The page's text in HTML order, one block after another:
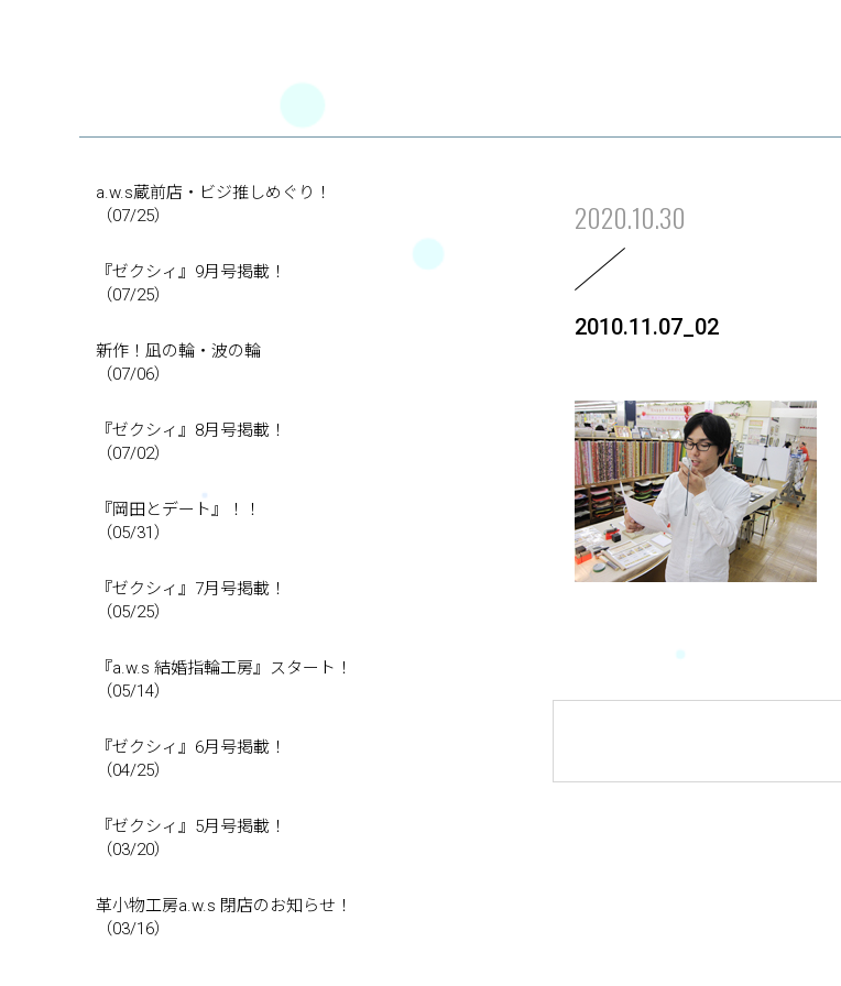
2020.10.30
2010.11.07_02
a.w.s蔵前店・ビジ推しめぐり！
（07/25）
『ゼクシィ』9月号掲載！
（07/25）
新作！凪の輪・波の輪
（07/06）
『ゼクシィ』8月号掲載！
（07/02）
『岡田とデート』！！
（05/31）
『ゼクシィ』7月号掲載！
（05/25）
『a.w.s 結婚指輪工房』スタート！
（05/14）
『ゼクシィ』6月号掲載！
（04/25）
『ゼクシィ』5月号掲載！
（03/20）
革小物工房a.w.s 閉店のお知らせ！
（03/16）